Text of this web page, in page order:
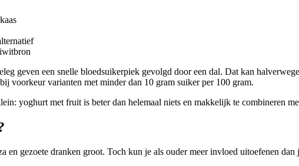
geven een snelle bloedsuikerpiek gevolgd door een dal. Dat kan
voorkeur varianten met minder dan 10 gram suiker per 100 gram.
yoghurt met fruit is beter dan helemaal niets en makkelijk te combineren
en gezoete dranken groot. Toch kun je als ouder meer invloed uitoefenen dan